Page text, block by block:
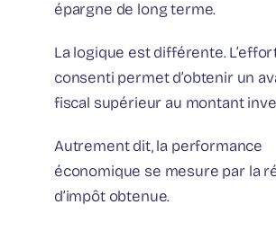
épargne de long terme.
La logique est différente.
consenti permet d’obtenir un
fiscal supérieur au montant
Autrement dit, la performance
économique se mesure par la
d’impôt obtenue.